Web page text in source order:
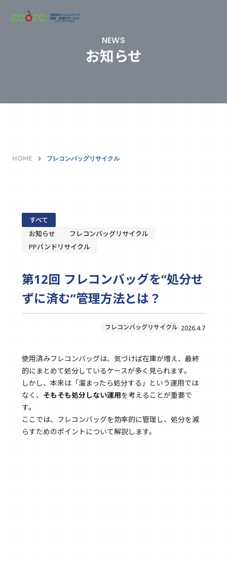
NEWS
お知らせ
HOME keyboard_arrow_right フレコンバッグリサイクル
すべて
お知らせ
フレコンバッグリサイクル
PPバンドリサイクル
第12回 フレコンバッグを“処分せ
ずに済む”管理方法とは？
フレコンバッグリサイクル 2026.4.7
使用済みフレコンバッグは、気づけば在庫が増え、最終
的にまとめて処分しているケースが多く見られます。
しかし、本来は「溜まったら処分する」という運用では
なく、 そもそも処分しない運用を考えることが重要で
す。
ここでは、フレコンバッグを効率的に管理し、処分を減
らすためのポイントについて解説します。